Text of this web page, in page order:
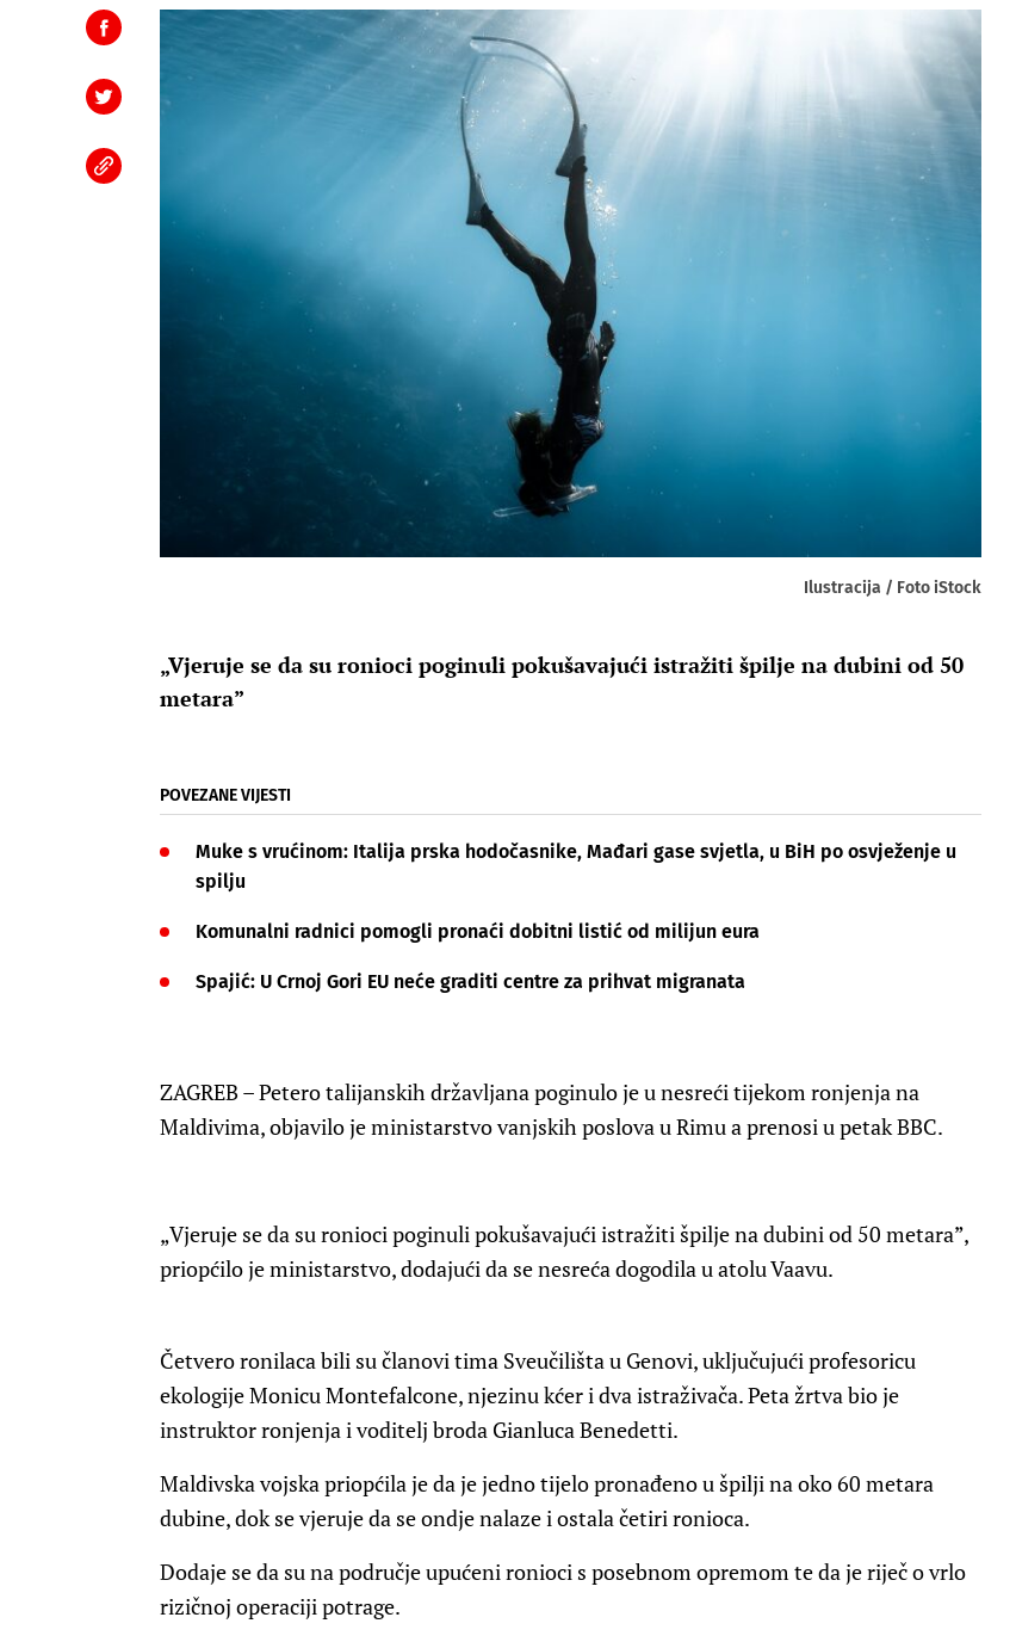
Ilustracija / Foto iStock
„Vjeruje se da su ronioci poginuli pokušavajući istražiti špilje na dubini od 50
metara”
POVEZANE VIJESTI
Muke s vrućinom: Italija prska hodočasnike, Mađari gase svjetla, u BiH po osvježenje u
spilju
Komunalni radnici pomogli pronaći dobitni listić od milijun eura
Spajić: U Crnoj Gori EU neće graditi centre za prihvat migranata
ZAGREB – Petero talijanskih državljana poginulo je u nesreći tijekom ronjenja na
Maldivima, objavilo je ministarstvo vanjskih poslova u Rimu a prenosi u petak BBC.
„Vjeruje se da su ronioci poginuli pokušavajući istražiti špilje na dubini od 50 metara”,
priopćilo je ministarstvo, dodajući da se nesreća dogodila u atolu Vaavu.
Četvero ronilaca bili su članovi tima Sveučilišta u Genovi, uključujući profesoricu
ekologije Monicu Montefalcone, njezinu kćer i dva istraživača. Peta žrtva bio je
instruktor ronjenja i voditelj broda Gianluca Benedetti.
Maldivska vojska priopćila je da je jedno tijelo pronađeno u špilji na oko 60 metara
dubine, dok se vjeruje da se ondje nalaze i ostala četiri ronioca.
Dodaje se da su na područje upućeni ronioci s posebnom opremom te da je riječ o vrlo
rizičnoj operaciji potrage.